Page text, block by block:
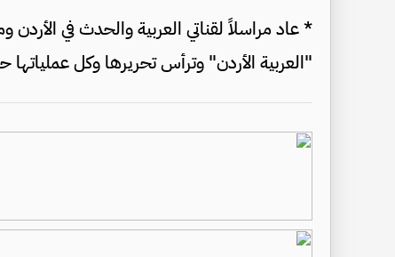
"العربية الأردن" وترأس تحريرها وكل عملياتها